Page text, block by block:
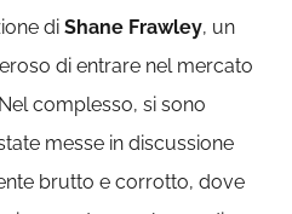
diShane Frawley, un
di entrare nel mercato
complesso, si sono
messe in discussione
brutto e corrotto, dove